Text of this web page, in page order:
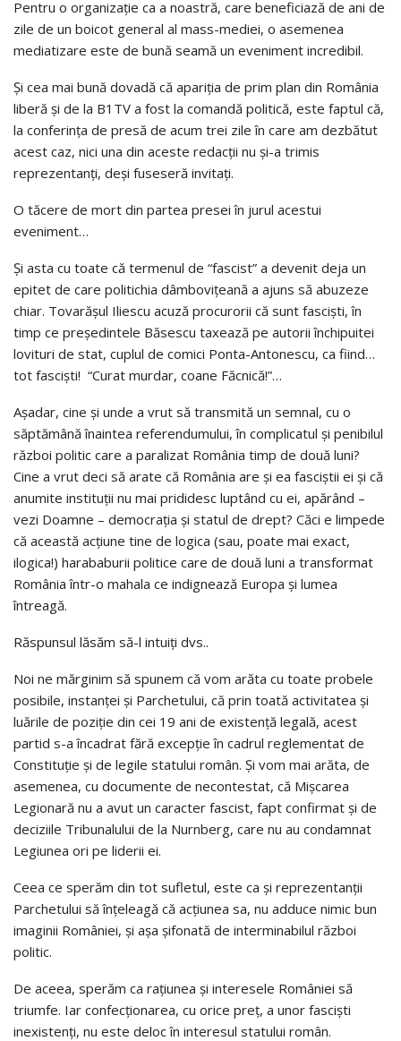
Pentru o organizație ca a noastră, care beneficiază de ani de
zile de un boicot general al mass-mediei, o asemenea
mediatizare este de bună seamă un eveniment incredibil.
Și cea mai bună dovadă că apariția de prim plan din România
liberă și de la B1TV a fost la comandă politică, este faptul că,
la conferința de presă de acum trei zile în care am dezbătut
acest caz, nici una din aceste redacții nu și-a trimis
reprezentanți, deși fuseseră invitați.
O tăcere de mort din partea presei în jurul acestui
eveniment…
Și asta cu toate că termenul de “fascist” a devenit deja un
epitet de care politichia dâmbovițeană a ajuns să abuzeze
chiar. Tovarășul Iliescu acuză procurorii că sunt fasciști, în
timp ce președintele Băsescu taxează pe autorii închipuitei
lovituri de stat, cuplul de comici Ponta-Antonescu, ca fiind…
tot fasciști! “Curat murdar, coane Făcnică!”…
Așadar, cine și unde a vrut să transmită un semnal, cu o
săptămână înaintea referendumului, în complicatul și penibilul
război politic care a paralizat România timp de două luni?
Cine a vrut deci să arate că România are și ea fasciștii ei și că
anumite instituții nu mai prididesc luptând cu ei, apărând –
vezi Doamne – democrația și statul de drept? Căci e limpede
că această acțiune tine de logica (sau, poate mai exact,
ilogica!) harababurii politice care de două luni a transformat
România într-o mahala ce indignează Europa și lumea
întreagă.
Răspunsul lăsăm să-l intuiți dvs..
Noi ne mărginim să spunem că vom arăta cu toate probele
posibile, instanței și Parchetului, că prin toată activitatea și
luările de poziție din cei 19 ani de existență legală, acest
partid s-a încadrat fără excepție în cadrul reglementat de
Constituție și de legile statului român. Și vom mai arăta, de
asemenea, cu documente de necontestat, că Mișcarea
Legionară nu a avut un caracter fascist, fapt confirmat și de
deciziile Tribunalului de la Nurnberg, care nu au condamnat
Legiunea ori pe liderii ei.
Ceea ce sperăm din tot sufletul, este ca și reprezentanții
Parchetului să înțeleagă că acțiunea sa, nu adduce nimic bun
imaginii României, și așa șifonată de interminabilul război
politic.
De aceea, sperăm ca rațiunea și interesele României să
triumfe. Iar confecționarea, cu orice preț, a unor fasciști
inexistenți, nu este deloc în interesul statului român.